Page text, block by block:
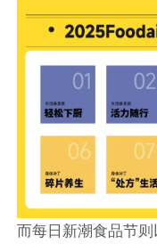
而每日新潮食品节